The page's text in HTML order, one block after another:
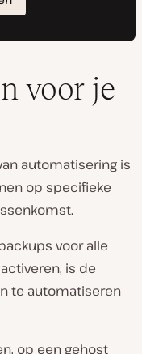
voor je
automatisering is
op specifieke
voor alle
is de
te automatiseren
op een gehost